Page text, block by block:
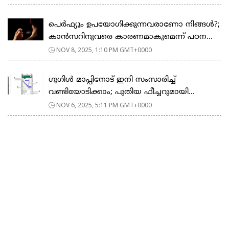
പെർഫ്യൂം ഉപയോഗിക്കുന്നവരാണോ നിങ്ങൾ?;
കാൻസറിനുവരെ കാരണമാകുമെന്ന് പഠന...
NOV 8, 2025, 1:10 PM GMT+0000
ഗൂഗിള്‍ മാപ്പിനോട് ഇനി സംസാരിച്ച്
വണ്ടിയോടിക്കാം; പുതിയ ഫീച്ചറുമായി...
NOV 6, 2025, 5:11 PM GMT+0000